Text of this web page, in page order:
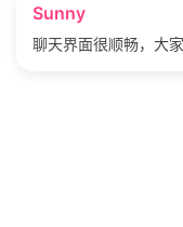
Sunny
聊天界面很顺畅，大